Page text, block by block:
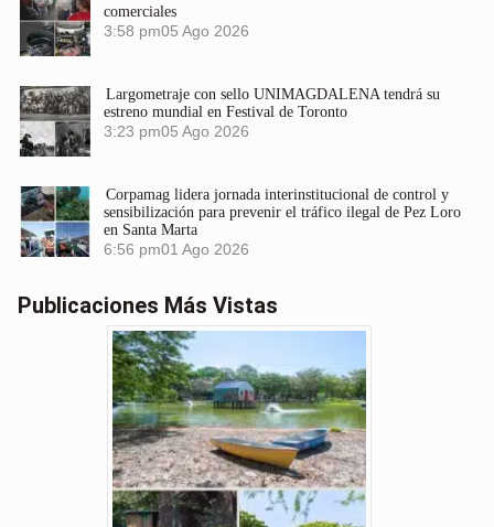
comerciales
3:58 pm05 Ago 2026
Largometraje con sello UNIMAGDALENA tendrá su
estreno mundial en Festival de Toronto
3:23 pm05 Ago 2026
Corpamag lidera jornada interinstitucional de control y
sensibilización para prevenir el tráfico ilegal de Pez Loro
en Santa Marta
6:56 pm01 Ago 2026
Publicaciones Más Vistas